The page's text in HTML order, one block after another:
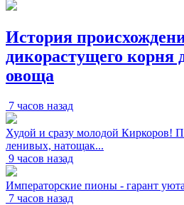
История
дикорастущего корня
овоща
7 часов назад
Худой и сразу молодой Киркоров!
ленивых, натощак...
9 часов назад
Императорские пионы - гарант
7 часов назад